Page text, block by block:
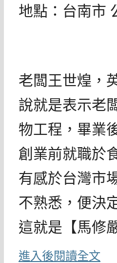
地點：台南市
老闆王世煌，
說就是表示老
物工程，畢業
創業前就職於
有感於台灣市
不熟悉，便決
這就是【馬修
進入後閱讀全文